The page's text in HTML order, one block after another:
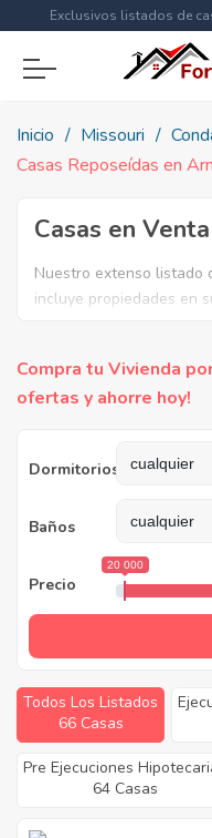
Exclusivos listados de
Inicio Missouri
Casas Reposeídas en
Casas en
Nuestro extenso listado
incluye propiedades en
apartamentos
que necesita y
Raíces en Arnold, Missouri.
Compra tu Vivienda
ofertas y ahorre hoy!
Dormitorios
Baños
Precio
20 000
Todos Los Listados
66 Casas
Pre Ejecuciones
64 Casas